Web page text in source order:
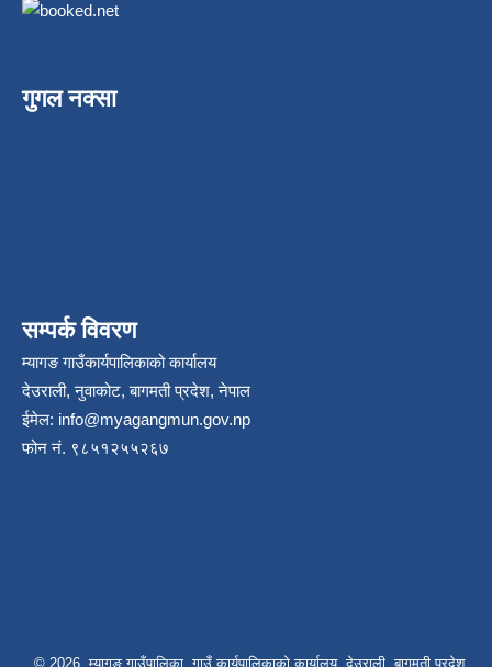
गुगल नक्सा
सम्पर्क विवरण
म्यागङ गाउँकार्यपालिकाको कार्यालय
देउराली, नुवाकोट, बागमती प्रदेश, नेपाल
ईमेल: info@myagangmun.gov.np
फोन नं. ९८५१२५५२६७
© 2026 म्यागङ गाउँपालिका, गाउँ कार्यपालिकाको कार्यालय, देउराली, बागमती प्रदेश,